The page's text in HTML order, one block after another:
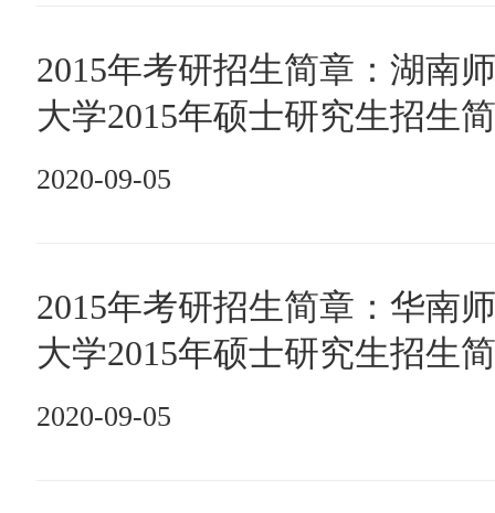
2015年考研招生简章：湖南
大学2015年硕士研究生招生
2020-09-05
2015年考研招生简章：华南
大学2015年硕士研究生招生
2020-09-05